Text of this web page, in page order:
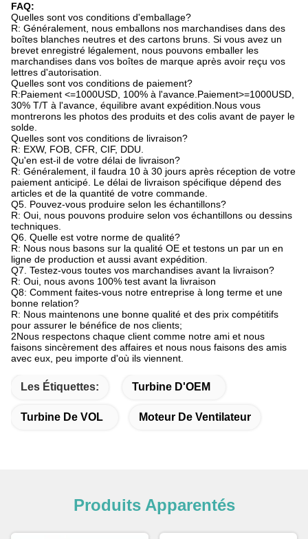
FAQ:
Quelles sont vos conditions d'emballage?
R: Généralement, nous emballons nos marchandises dans des
boîtes blanches neutres et des cartons bruns. Si vous avez un
brevet enregistré légalement, nous pouvons emballer les
marchandises dans vos boîtes de marque après avoir reçu vos
lettres d'autorisation.
Quelles sont vos conditions de paiement?
R:Paiement <=1000USD, 100% à l'avance.Paiement>=1000USD,
30% T/T à l'avance, équilibre avant expédition.Nous vous
montrerons les photos des produits et des colis avant de payer le
solde.
Quelles sont vos conditions de livraison?
R: EXW, FOB, CFR, CIF, DDU.
Qu'en est-il de votre délai de livraison?
R: Généralement, il faudra 10 à 30 jours après réception de votre
paiement anticipé. Le délai de livraison spécifique dépend des
articles et de la quantité de votre commande.
Q5. Pouvez-vous produire selon les échantillons?
R: Oui, nous pouvons produire selon vos échantillons ou dessins
techniques.
Q6. Quelle est votre norme de qualité?
R: Nous nous basons sur la qualité OE et testons un par un en
ligne de production et aussi avant expédition.
Q7. Testez-vous toutes vos marchandises avant la livraison?
R: Oui, nous avons 100% test avant la livraison
Q8: Comment faites-vous notre entreprise à long terme et une
bonne relation?
R: Nous maintenons une bonne qualité et des prix compétitifs
pour assurer le bénéfice de nos clients;
2Nous respectons chaque client comme notre ami et nous
faisons sincèrement des affaires et nous nous faisons des amis
avec eux, peu importe d'où ils viennent.
Les Étiquettes: Turbine D'OEM
Turbine De VOL Moteur De Ventilateur
Produits Apparentés